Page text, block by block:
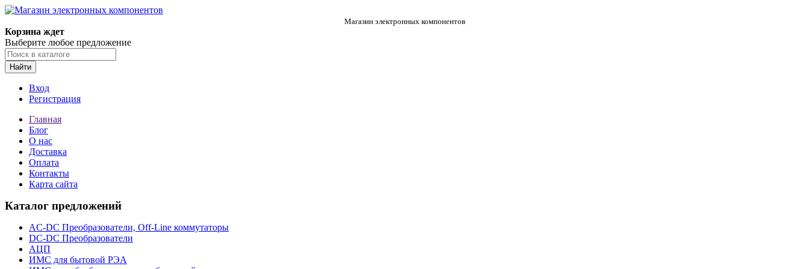
Магазин электронных компонентов
Корзина ждет
Выберите любое предложение
Найти
Вход
Регистрация
Главная
Блог
О нас
Доставка
Оплата
Контакты
Карта сайта
Каталог предложений
AC-DC Преобразователи, Off-Line коммутаторы
DC-DC Преобразователи
АЦП
ИМС для бытовой РЭА